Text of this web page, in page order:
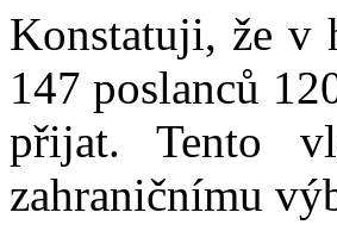
Konstatuji, že v
147 poslanců
přijat. Tento
zahraničnímu